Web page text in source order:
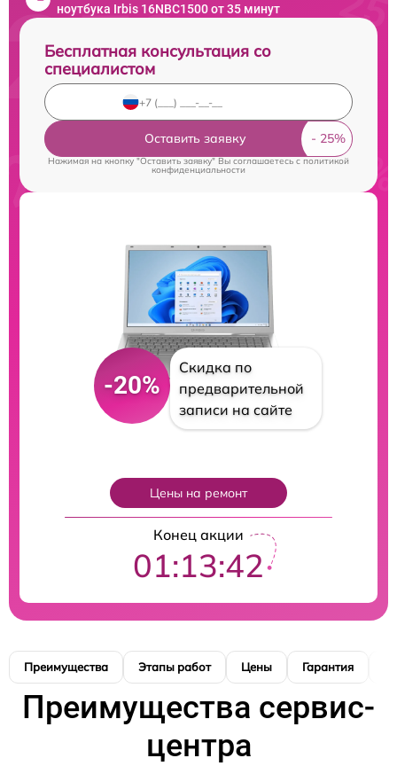
ноутбука Irbis 16NBC1500 от 35 минут
Бесплатная консультация со
специалистом
Оставить заявку
Нажимая на кнопку "Оставить заявку" Вы соглашаетесь c политикой
конфиденциальности
-20%
Скидка по
предварительной
записи на сайте
Цены на ремонт
Конец акции
01:13:40
Преимущества Этапы работ Цены Гарантия
Преимущества сервис-
центра